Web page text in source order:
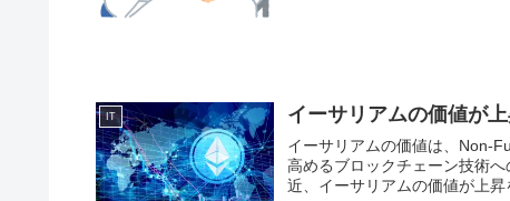
IT イーサリアムの価値が
イーサリアムの価値は、Non-
高めるブロックチェーン技術へ
近、イーサリアムの価値が上